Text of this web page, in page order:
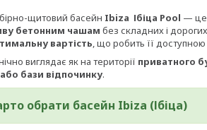
щитовий басейн Ibiza Ібіца Pool — це
бетонним чашам без складних і
вартість, що робить її
виглядає як на території приватного
бази відпочинку.
обрати басейн Ibiza (Ібіца)